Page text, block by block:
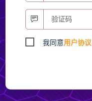
我同意用户协议